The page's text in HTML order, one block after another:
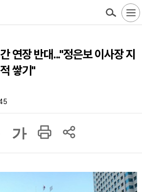
연장 반대..."정은보 이사장 지
쌓기"
가